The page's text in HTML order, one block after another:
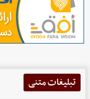
تبلیغات متنی